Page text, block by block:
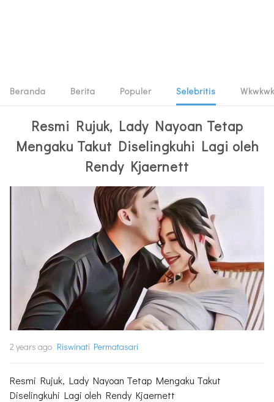
Beranda Berita Populer Selebritis Wkwkwk
Resmi Rujuk, Lady Nayoan Tetap
Mengaku Takut Diselingkuhi Lagi oleh
Rendy Kjaernett
2 years ago Riswinati Permatasari
Resmi Rujuk, Lady Nayoan Tetap Mengaku Takut
Diselingkuhi Lagi oleh Rendy Kjaernett